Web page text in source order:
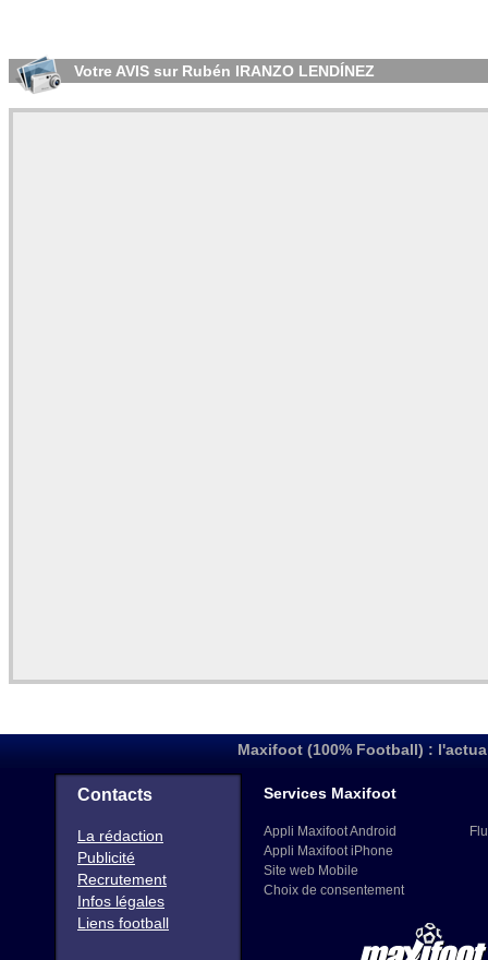
Votre AVIS sur Rubén IRANZO LENDÍNEZ
Maxifoot (100% Football) :
Contacts
La rédaction
Publicité
Recrutement
Infos légales
Liens football
Services Maxifoot
Appli Maxifoot Android
Appli Maxifoot iPhone
Site web Mobile
Choix de consentement